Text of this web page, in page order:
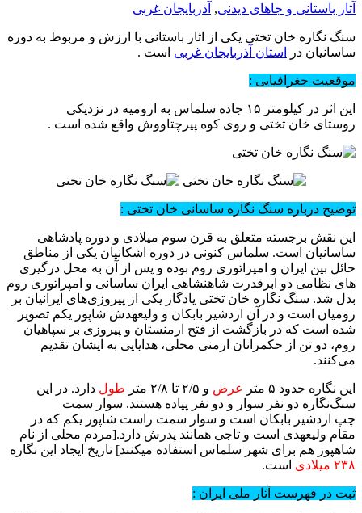
آثار باستانی و جاهای دیدنی, آذربایجان غربی
سنگ‌ نگاره خان‌ تختی یکی از اثار باستانی با ارزش و مربوط به دوره
ساسانیان در
استان آذربایجان غربی است .
موقعیت جغرافیایی :
این اثر در کیلومتر ۱۵ جاده سلماس به ارومیه در نزدیکی
روستای خان‌ تختی و روی کوه پیرچتاووش واقع شده است .
توضیح درباره سنگ‌ نگاره ساسانی خان‌ تختی :
این نقش برجسته متعلق به قرن سوم میلادی و دوره پادشاهی
ساسانیان است. سلماس کنونی در دوره اشکانیان یکی از مناطق
حائل بین ایران و امپراتوری روم بوده و پس از آن به محل درگیری‌
های نظامی دو ابرقدرت شاهنشاهی ایران ساسانی و امپراتوری روم
بدل شد. سنگ‌ نگاره خان‌ تختی یادگار یکی از پیروزی‌های ایرانیان بر
رومیان است و در آن اردشیر بابکان و ولیعهدش شاپور یکم تصویر
شده‌ است که در بازگشت از فتح ارمنستان و پیروزی بر سپاهیان
روم، دو تن از حکمرانان ارمنی محلی، هدایایی به ایشان تقدیم
می‌کنند.
این نگاره حدود ۵ متر عرض و ۲/۵ تا ۲/۸ متر طول دارد. در این
سنگ‌نگاره دو نفر سوار و دو نفر پیاده هستند. سوار سمت
چپ اردشیر بابکان است و سوار سمت راست شاپور یکم که در
مقام ولیعهدی است و تاجی همانند پدرش دارد.[مردم محلی از نام
شاهپور هم برای شهر سلماس استفاده میکنند] تاریخ ایجاد این نگاره
۲۳۸ میلادی
است.
ثبت در فهرست آثار ملی ایران :